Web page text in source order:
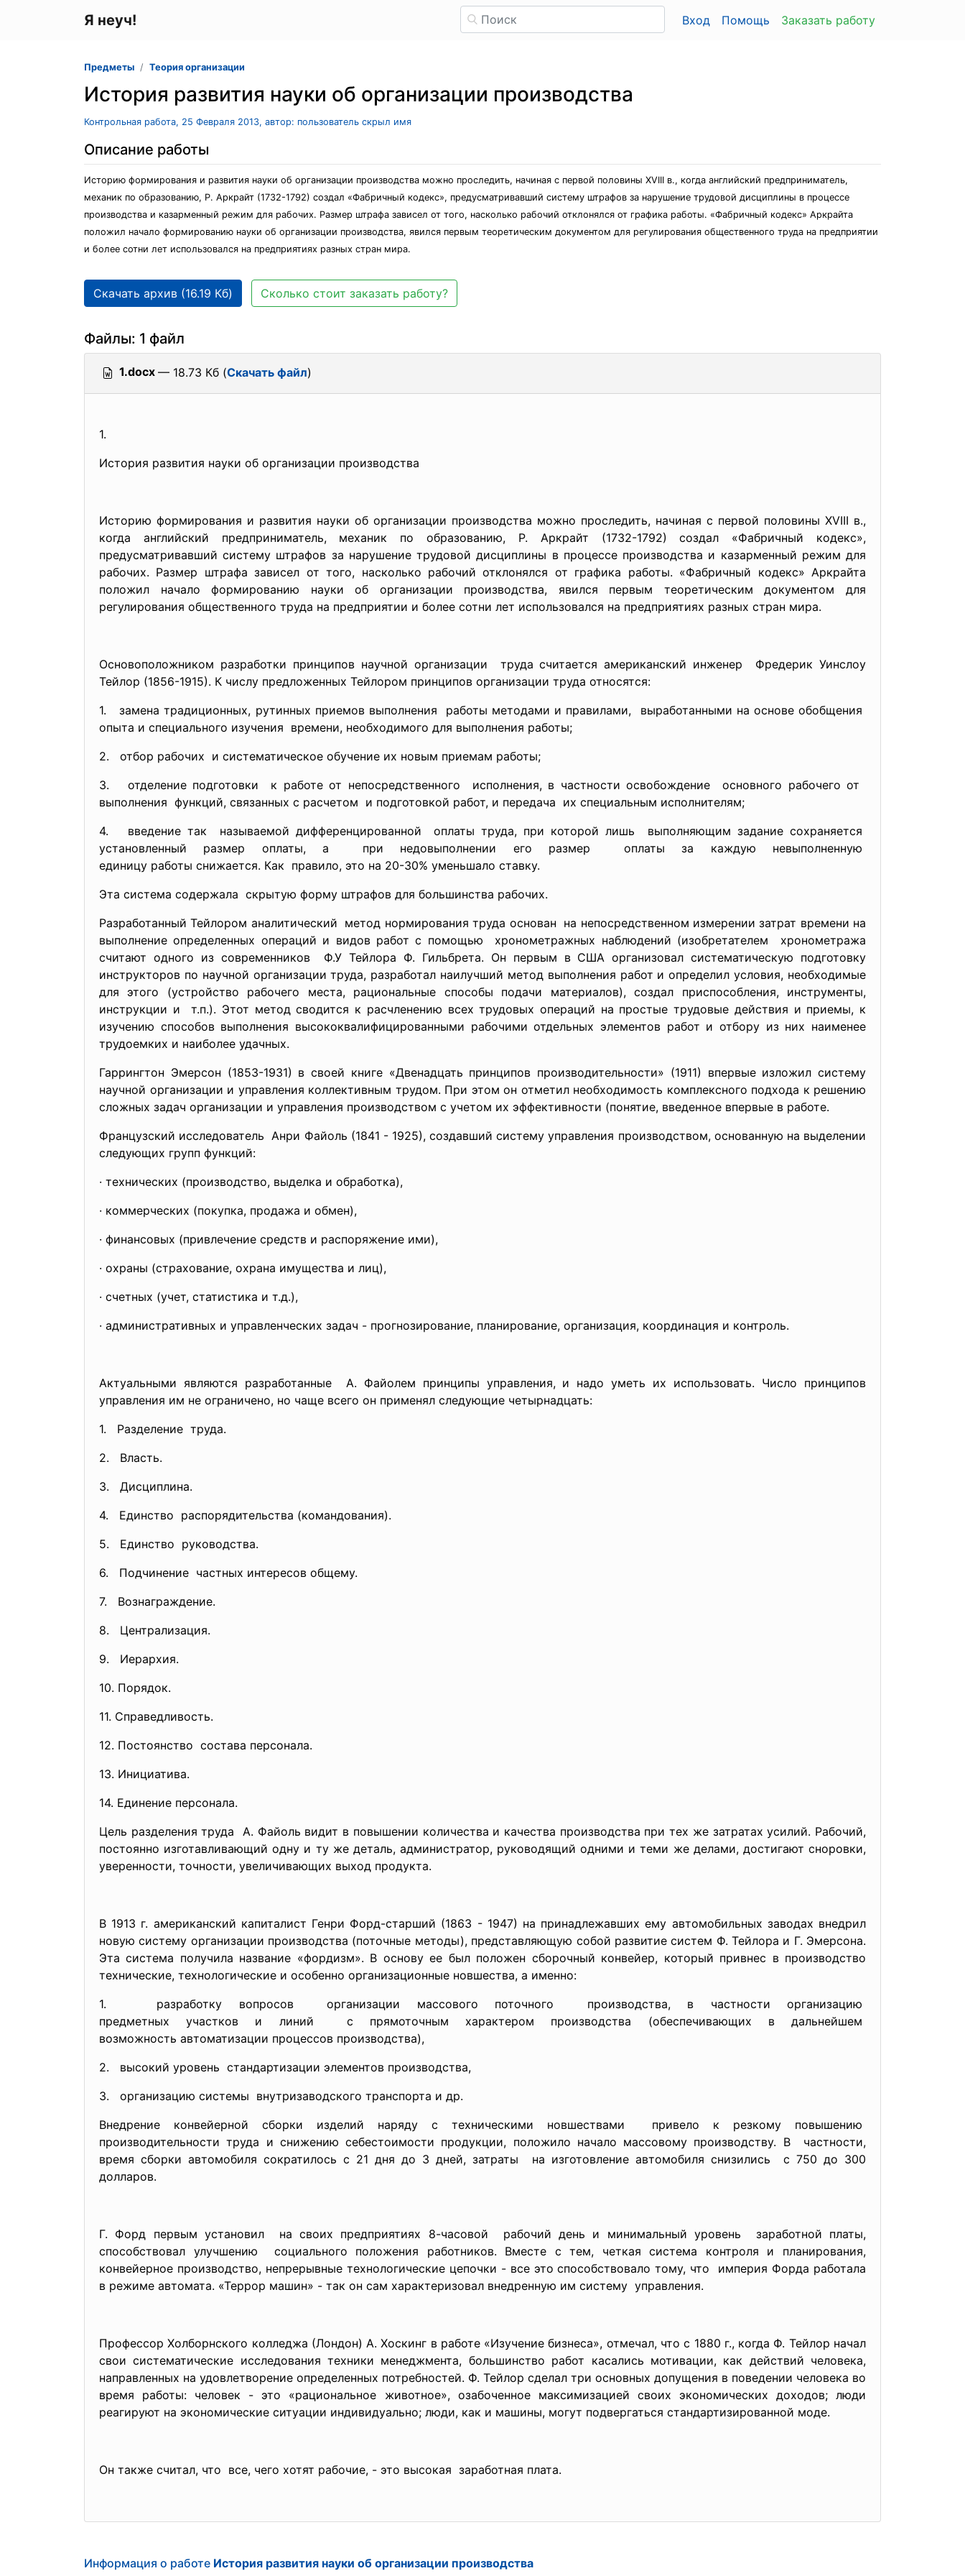
Я неуч! Вход Помощь Заказать работу
Предметы Теория организации
История развития науки об организации производства
Контрольная работа, 25 Февраля 2013, автор: пользователь скрыл имя
Описание работы
Историю формирования и развития науки об организации производства можно проследить, начиная с первой половины XVIII в., когда английский предприниматель,
механик по образованию, Р. Аркрайт (1732-1792) создал «Фабричный кодекс», предусматривавший систему штрафов за нарушение трудовой дисциплины в процессе
производства и казарменный режим для рабочих. Размер штрафа зависел от того, насколько рабочий отклонялся от графика работы. «Фабричный кодекс» Аркрайта
положил начало формированию науки об организации производства, явился первым теоретическим документом для регулирования общественного труда на предприятии
и более сотни лет использовался на предприятиях разных стран мира.
Скачать архив (16.19 Кб) Сколько стоит заказать работу?
Файлы: 1 файл
1.docx — 18.73 Кб (Скачать файл)
1.
История развития науки об организации производства
Историю формирования и развития науки об организации производства можно проследить, начиная с первой половины XVIII в.,
когда английский предприниматель, механик по образованию, Р. Аркрайт (1732-1792) создал «Фабричный кодекс»,
предусматривавший систему штрафов за нарушение трудовой дисциплины в процессе производства и казарменный режим для
рабочих. Размер штрафа зависел от того, насколько рабочий отклонялся от графика работы. «Фабричный кодекс» Аркрайта
положил начало формированию науки об организации производства, явился первым теоретическим документом для
регулирования общественного труда на предприятии и более сотни лет использовался на предприятиях разных стран мира.
Основоположником разработки принципов научной организации труда считается американский инженер Фредерик Уинслоу
Тейлор (1856-1915). К числу предложенных Тейлором принципов организации труда относятся:
1. замена традиционных, рутинных приемов выполнения работы методами и правилами, выработанными на основе обобщения
опыта и специального изучения времени, необходимого для выполнения работы;
2. отбор рабочих и систематическое обучение их новым приемам работы;
3. отделение подготовки к работе от непосредственного исполнения, в частности освобождение основного рабочего от
выполнения функций, связанных с расчетом и подготовкой работ, и передача их специальным исполнителям;
4. введение так называемой дифференцированной оплаты труда, при которойлишь выполняющим заданиесохраняется
установленный размер оплаты, а при недовыполнении его размер оплаты за каждую невыполненную
единицу работы снижается. Как правило, это на 20-30% уменьшало ставку.
Эта система содержала скрытую форму штрафов для большинства рабочих.
Разработанный Тейлором аналитический метод нормирования труда основан на непосредственном измерении затрат времени на
выполнение определенных операций и видов работ с помощью хронометражных наблюдений (изобретателем хронометража
считают одного из современников Ф.У Тейлора Ф. Гильбрета. Он первым в США организовал систематическую подготовку
инструкторов по научной организации труда, разработал наилучший метод выполнения работ и определил условия, необходимые
для этого (устройство рабочего места, рациональные способы подачи материалов), создал приспособления, инструменты,
инструкции и т.п.). Этот метод сводится к расчленению всех трудовых операций на простые трудовые действия и приемы, к
изучению способов выполнения высококвалифицированными рабочими отдельных элементов работ и отбору из них наименее
трудоемких и наиболее удачных.
Гаррингтон Эмерсон (1853-1931) в своей книге «Двенадцать принципов производительности» (1911) впервые изложил систему
научной организации и управления коллективным трудом. При этом он отметил необходимость комплексного подхода к решению
сложных задач организации и управления производством с учетом их эффективности (понятие, введенное впервые в работе.
Французский исследователь Анри Файоль (1841 - 1925), создавший систему управления производством, основанную на выделении
следующих групп функций:
· технических (производство, выделка и обработка),
· коммерческих (покупка, продажа и обмен),
· финансовых (привлечение средств и распоряжение ими),
· охраны (страхование, охрана имущества и лиц),
· счетных (учет, статистика и т.д.),
· административных и управленческих задач - прогнозирование, планирование, организация, координация и контроль.
Актуальными являются разработанные А. Файолем принципы управления, и надо уметь их использовать. Число принципов
управления им не ограничено, но чаще всего он применял следующие четырнадцать:
1. Разделение труда.
2. Власть.
3. Дисциплина.
4. Единство распорядительства (командования).
5. Единство руководства.
6. Подчинение частных интересов общему.
7. Вознаграждение.
8. Централизация.
9. Иерархия.
10. Порядок.
11. Справедливость.
12. Постоянство состава персонала.
13. Инициатива.
14. Единение персонала.
Цель разделения труда А. Файоль видит в повышении количества и качества производства при тех же затратах усилий. Рабочий,
постоянно изготавливающий одну и ту же деталь, администратор, руководящий одними и теми же делами, достигают сноровки,
уверенности, точности, увеличивающих выход продукта.
В 1913 г. американский капиталист Генри Форд-старший (1863 - 1947) на принадлежавших ему автомобильных заводах внедрил
новую систему организации производства (поточные методы), представляющую собой развитие систем Ф. Тейлора и Г. Эмерсона.
Эта система получила название «фордизм». В основу ее был положен сборочный конвейер, который привнес в производство
технические, технологические и особенно организационные новшества, а именно:
1. разработку вопросов организации массового поточного производства, в частности организацию
предметных участков и линий с прямоточным характером производства (обеспечивающих в дальнейшем
возможность автоматизации процессов производства),
2. высокий уровень стандартизации элементов производства,
3. организацию системы внутризаводского транспорта и др.
Внедрение конвейерной сборки изделий наряду с техническими новшествами привело к резкому повышению
производительности труда и снижению себестоимости продукции, положило начало массовому производству. В частности,
время сборки автомобиля сократилось с 21 дня до 3 дней, затраты на изготовление автомобиля снизились с 750 до 300
долларов.
Г. Форд первым установил на своих предприятиях 8-часовой рабочий день и минимальный уровень заработной платы,
способствовал улучшению социального положения работников. Вместе с тем, четкая система контроля и планирования,
конвейерное производство, непрерывные технологические цепочки - все это способствовало тому, что империя Форда работала
в режиме автомата. «Террор машин» - так он сам характеризовал внедренную им систему управления.
Профессор Холборнского колледжа (Лондон) А. Хоскинг в работе «Изучение бизнеса», отмечал, что с 1880 г., когда Ф. Тейлор начал
свои систематические исследования техники менеджмента, большинство работ касались мотивации, как действий человека,
направленных на удовлетворение определенных потребностей. Ф. Тейлор сделал три основных допущения в поведении человека во
время работы: человек - это «рациональное животное», озабоченное максимизацией своих экономических доходов; люди
реагируют на экономические ситуации индивидуально; люди, как и машины, могут подвергаться стандартизированной моде.
Он также считал, что все, чего хотят рабочие, - это высокая заработная плата.
Информация о работе История развития науки об организации производства